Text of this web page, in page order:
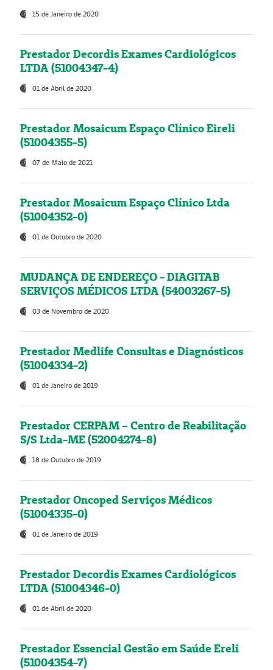
15 de Janeiro de 2020
Prestador Decordis Exames Cardiológicos
LTDA (51004347-4)
01 de Abril de 2020
Prestador Mosaicum Espaço Clínico Eireli
(51004355-5)
07 de Maio de 2021
Prestador Mosaicum Espaço Clínico Ltda
(51004352-0)
01 de Outubro de 2020
MUDANÇA DE ENDEREÇO - DIAGITAB
SERVIÇOS MÉDICOS LTDA (54003267-5)
03 de Novembro de 2020
Prestador Medlife Consultas e Diagnósticos
(51004334-2)
01 de Janeiro de 2019
Prestador CERPAM – Centro de Reabilitação
S/S Ltda-ME (52004274-8)
18 de Outubro de 2019
Prestador Oncoped Serviços Médicos
(51004335-0)
01 de Janeiro de 2019
Prestador Decordis Exames Cardiológicos
LTDA (51004346-0)
01 de Abril de 2020
Prestador Essencial Gestão em Saúde Ereli
(51004354-7)